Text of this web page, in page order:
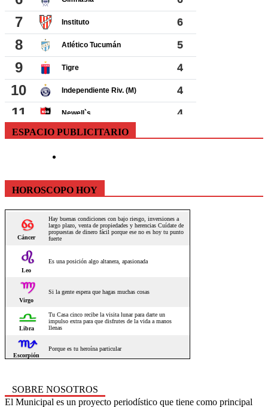
ESPACIO PUBLICITARIO
HOROSCOPO HOY
SOBRE NOSOTROS
El Municipal es un proyecto periodístico que tiene como principal